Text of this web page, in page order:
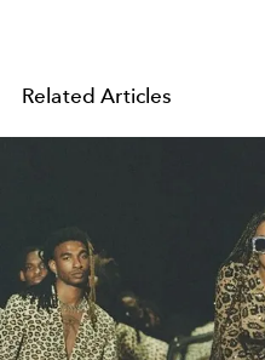
Related Articles